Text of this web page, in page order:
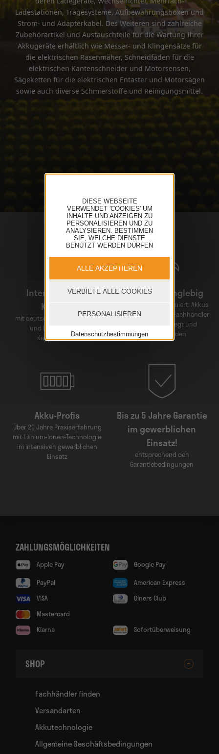
DIESE WEBSEITE
VERWENDET 'COOKIES' UM
INHALTE UND ANZEIGEN ZU
PERSONALISIEREN UND ZU
ANALYSIEREN. BESTIMMEN
SIE, WELCHE DIENSTE
BENUTZT WERDEN DÜRFEN
ALLE AKZEPTIEREN
VERBIETE ALLE COOKIES
PERSONALISIEREN
Datenschutzbestimmungen
Ladestationen, Tragesysteme, Aufbewahrungsboxen und
Strom- und Adapterkabel. Des Weiteren sind zahlreiche
Zubehörartikel und Austauschteile für die Wartung Ihrer
Akkugeräte erhältlich wie Messer- und Klingensätze für
die elektrischen Rasenmäher, Schneidfäden für die
elektrischen Kantenschneider und Motorsensen,
Sägeketten für die elektrischen Entaster und Motorsägen
sowie auch diverse Schmierstoffe und Reinigungsmittel.
Internationaler
Konzern
mit deutscher Niederlassung
und Lager in 77876
Kappelrodeck
Akku-Profis
Über 20 Jahre Praxiserfahrung
mit Lithium-Ionen-Technologie
im intensiven gewerblichen
Einsatz
Besonders langlebig
Professionell konstruiert: Akkus
können direkt beim Fachhändler
ausgelesen, zerlegt und
repariert werden
Bis zu 5 Jahre Garantie
im gewerblichen
Einsatz!
entsprechend den
Garantiebedingungen
SHOP
Fachhändler finden
Versandarten
Akkutechnologie
Allgemeine Geschäftsbedingungen
ZAHLUNGSMÖGLICHKEITEN
Apple Pay
Google Pay
PayPal
VISA
Mastercard
American Express
Diners Club
Klarna Sofortüberweisung